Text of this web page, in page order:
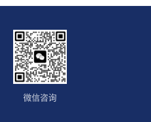
微信咨询